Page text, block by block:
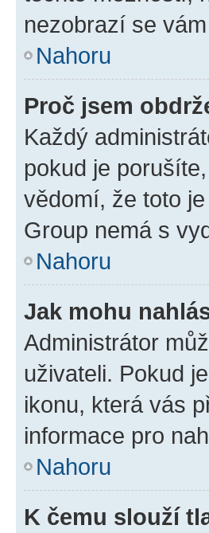
nezobrazí se
Nahoru
Proč jsem
Každý
pokud je
vědomí, že toto
Group nemá s
Nahoru
Jak mohu
Administrátor
uživateli. Pokud
ikonu, která vás
informace pro
Nahoru
K čemu slouží